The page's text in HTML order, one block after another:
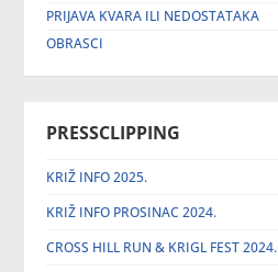
PRIJAVA KVARA ILI NEDOSTATAKA
OBRASCI
PRESSCLIPPING
KRIŽ INFO 2025.
KRIŽ INFO PROSINAC 2024.
CROSS HILL RUN & KRIGL FEST 2024.